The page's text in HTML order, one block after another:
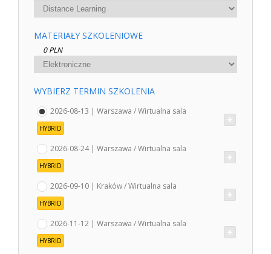
MATERIAŁY SZKOLENIOWE
0 PLN
WYBIERZ TERMIN SZKOLENIA
2026-08-13 | Warszawa / Wirtualna sala
HYBRID
2026-08-24 | Warszawa / Wirtualna sala
HYBRID
2026-09-10 | Kraków / Wirtualna sala
HYBRID
2026-11-12 | Warszawa / Wirtualna sala
HYBRID